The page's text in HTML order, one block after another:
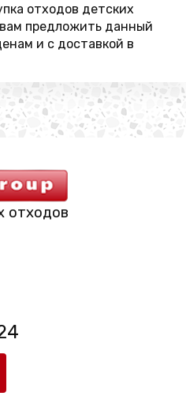
отходов детских
предложить данный
и с доставкой в
отходов